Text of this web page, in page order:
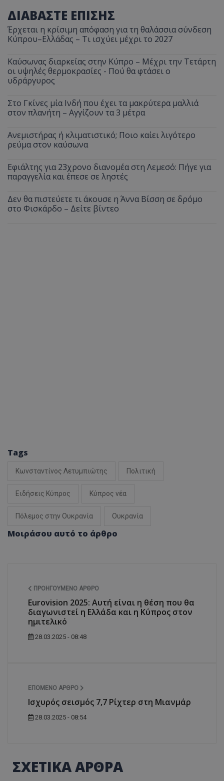
ΔΙΑΒΑΣΤΕ ΕΠΙΣΗΣ
Έρχεται η κρίσιμη απόφαση για τη θαλάσσια σύνδεση
Κύπρου–Ελλάδας – Τι ισχύει μέχρι το 2027
Καύσωνας διαρκείας στην Κύπρο – Μέχρι την Τετάρτη
οι υψηλές θερμοκρασίες - Πού θα φτάσει ο
υδράργυρος
Στο Γκίνες μία Ινδή που έχει τα μακρύτερα μαλλιά
στον πλανήτη – Αγγίζουν τα 3 μέτρα
Ανεμιστήρας ή κλιματιστικό; Ποιο καίει λιγότερο
ρεύμα στον καύσωνα
Εφιάλτης για 23χρονο διανομέα στη Λεμεσό: Πήγε για
παραγγελία και έπεσε σε ληστές
Δεν θα πιστεύετε τι άκουσε η Άννα Βίσση σε δρόμο
στο Φισκάρδο – Δείτε βίντεο
Tags
Κωνσταντίνος Λετυμπιώτης Πολιτική
Ειδήσεις Κύπρος Κύπρος νέα
Πόλεμος στην Ουκρανία Ουκρανία
Μοιράσου αυτό το άρθρο
ΠΡΟΗΓΟΎΜΕΝΟ ΆΡΘΡΟ
Eurovision 2025: Αυτή είναι η θέση που θα
διαγωνιστεί η Ελλάδα και η Κύπρος στον
ημιτελικό
28.03.2025 - 08:48
ΕΠΌΜΕΝΟ ΆΡΘΡΟ
Ισχυρός σεισμός 7,7 Ρίχτερ στη Μιανμάρ
28.03.2025 - 08:54
ΣΧΕΤΙΚΑ ΑΡΘΡΑ